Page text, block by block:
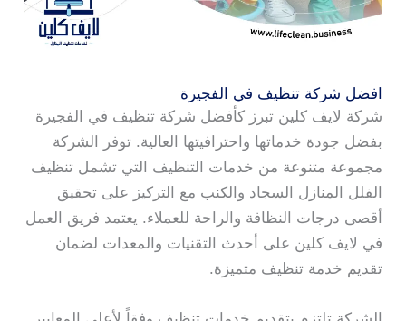
افضل شركة تنظيف في الفجيرة
شركة لايف كلين تبرز كأفضل شركة تنظيف في الفجيرة
بفضل جودة خدماتها واحترافيتها العالية. توفر الشركة
مجموعة متنوعة من خدمات التنظيف التي تشمل تنظيف
الفلل المنازل السجاد والكنب مع التركيز على تحقيق
أقصى درجات النظافة والراحة للعملاء. يعتمد فريق العمل
في لايف كلين على أحدث التقنيات والمعدات لضمان
تقديم خدمة تنظيف متميزة.